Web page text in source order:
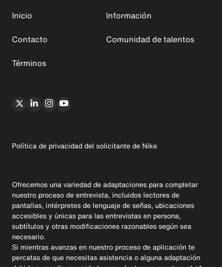
Inicio
Información
Contacto
Comunidad de talentos
Términos
Política de privacidad del solicitante de Nike
Ofrecemos una variedad de adaptaciones para completar
nuestro proceso de entrevista, incluidos lectores de
pantallas, intérpretes de lenguaje de señas, ubicaciones
accesibles y únicas para las entrevistas en persona,
subtítulos y otras modificaciones razonables según sea
necesario.
Si mientras avanzas en nuestro proceso de aplicación te
percatas de que necesitas asistencia o alguna adaptación